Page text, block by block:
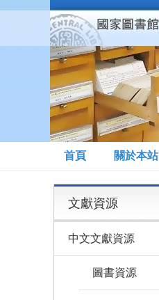
移至主內容
首頁 關於本站
文獻資源
中文文獻資源
圖書資源